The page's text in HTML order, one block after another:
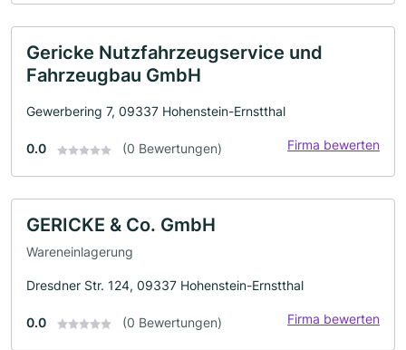
Gericke Nutzfahrzeugservice und
Fahrzeugbau GmbH
Gewerbering 7, 09337 Hohenstein-Ernstthal
0.0 (0 Bewertungen) Firma bewerten
GERICKE & Co. GmbH
Wareneinlagerung
Dresdner Str. 124, 09337 Hohenstein-Ernstthal
0.0 (0 Bewertungen) Firma bewerten